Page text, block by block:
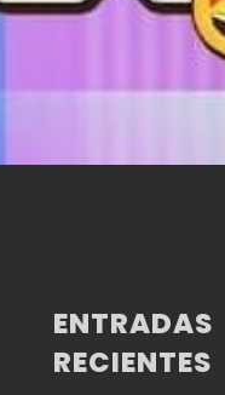
ENTRADAS
RECIENTES